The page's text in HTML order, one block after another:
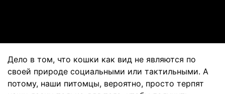
Дело в том, что кошки как вид не являются по
своей природе социальными или тактильными. А
потому, наши питомцы, вероятно, просто терпят